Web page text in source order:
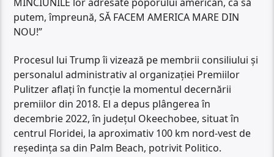
putem, împreună, SĂ FACEM AMERICA MARE DIN
NOU!”
Procesul lui Trump îi vizează pe membrii consiliului și
personalul administrativ al organizației Premiilor
Pulitzer aflați în funcție la momentul decernării
premiilor din 2018. El a depus plângerea în
decembrie 2022, în județul Okeechobee, situat în
centrul Floridei, la aproximativ 100 km nord-vest de
reședința sa din Palm Beach, potrivit Politico.